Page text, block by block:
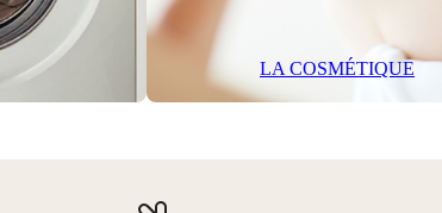
LA COSMÉTIQUE